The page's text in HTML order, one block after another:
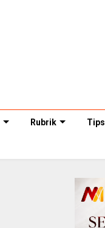
Rubrik Tips